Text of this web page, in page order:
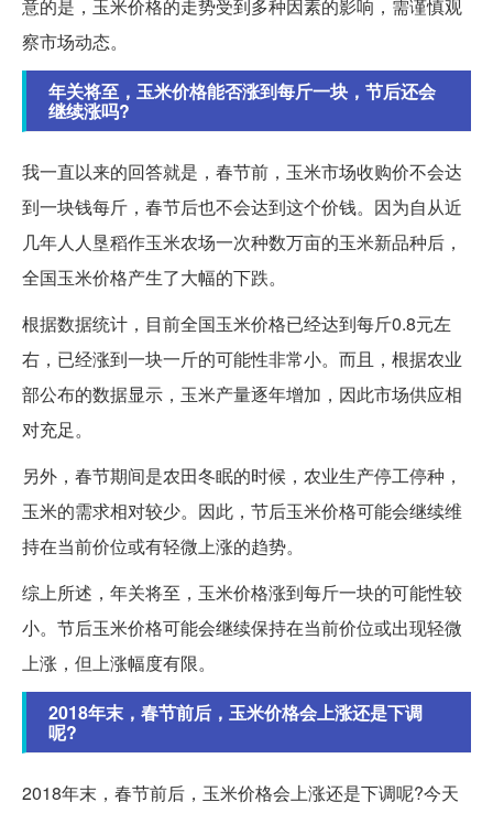
意的是，玉米价格的走势受到多种因素的影响，需谨慎观
察市场动态。
年关将至，玉米价格能否涨到每斤一块，节后还会
继续涨吗?
我一直以来的回答就是，春节前，玉米市场收购价不会达
到一块钱每斤，春节后也不会达到这个价钱。因为自从近
几年人人垦稻作玉米农场一次种数万亩的玉米新品种后，
全国玉米价格产生了大幅的下跌。
根据数据统计，目前全国玉米价格已经达到每斤0.8元左
右，已经涨到一块一斤的可能性非常小。而且，根据农业
部公布的数据显示，玉米产量逐年增加，因此市场供应相
对充足。
另外，春节期间是农田冬眠的时候，农业生产停工停种，
玉米的需求相对较少。因此，节后玉米价格可能会继续维
持在当前价位或有轻微上涨的趋势。
综上所述，年关将至，玉米价格涨到每斤一块的可能性较
小。节后玉米价格可能会继续保持在当前价位或出现轻微
上涨，但上涨幅度有限。
2018年末，春节前后，玉米价格会上涨还是下调
呢?
2018年末，春节前后，玉米价格会上涨还是下调呢?今天